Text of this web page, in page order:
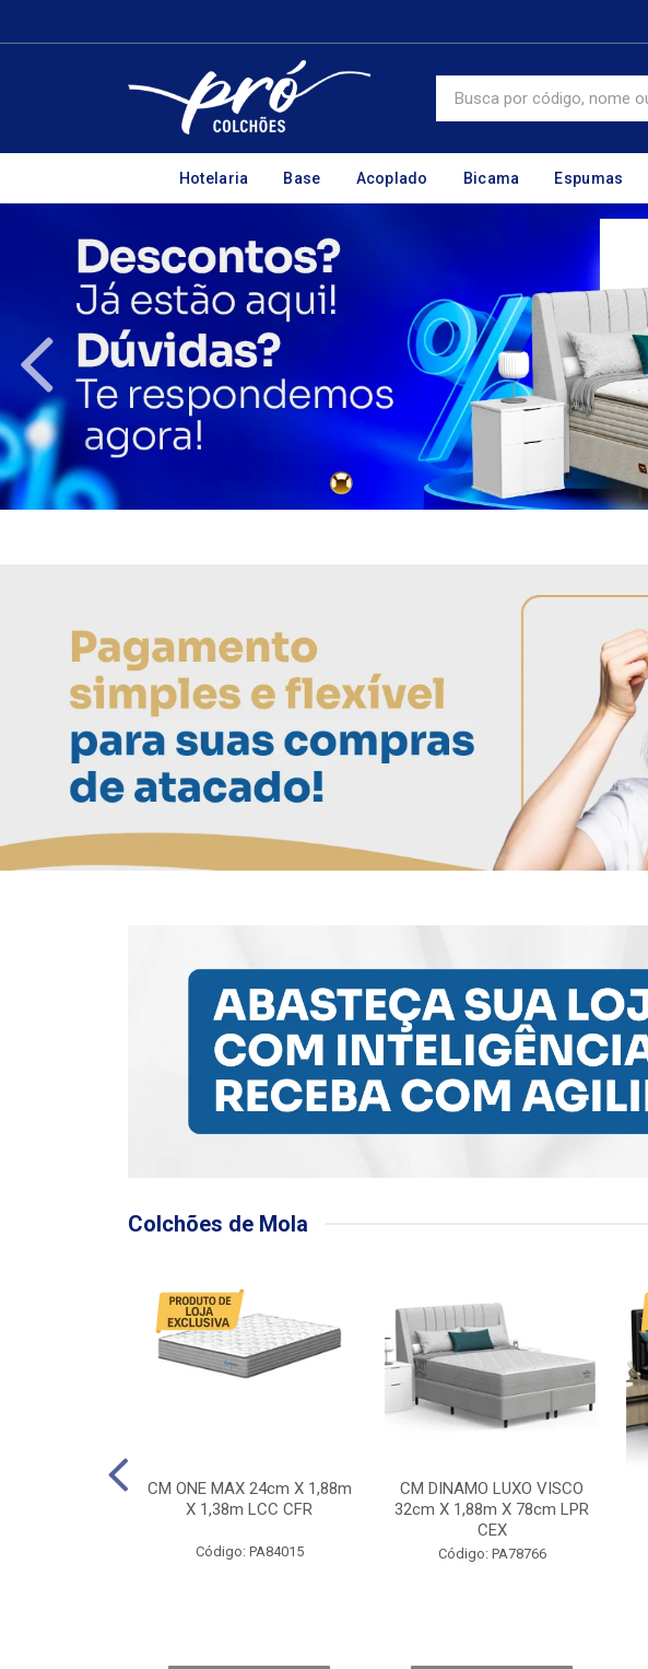
Hotelaria Base Acoplado Bicama Espumas
Colchões de Mola
CM ONE MAX 24cm X 1,88m
X 1,38m LCC CFR
Código: PA84015
CM DINAMO LUXO VISCO
32cm X 1,88m X 78cm LPR
CEX
Código: PA78766